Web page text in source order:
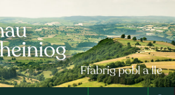
to
content